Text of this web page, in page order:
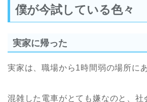
僕が今試している色々
実家に帰った
実家は、職場から1時間弱の場所に
混雑した電車がとても嫌なのと、社